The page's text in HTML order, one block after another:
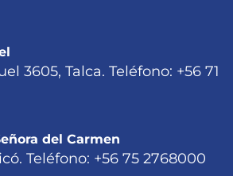
3605, Talca. Teléfono: +56 71
del Carmen
Teléfono: +56 75 2768000